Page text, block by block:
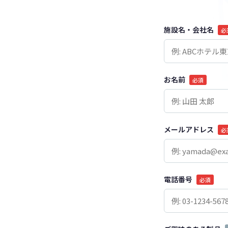
施設名・会社名 必
お名前 必須
メールアドレス 必
電話番号 必須